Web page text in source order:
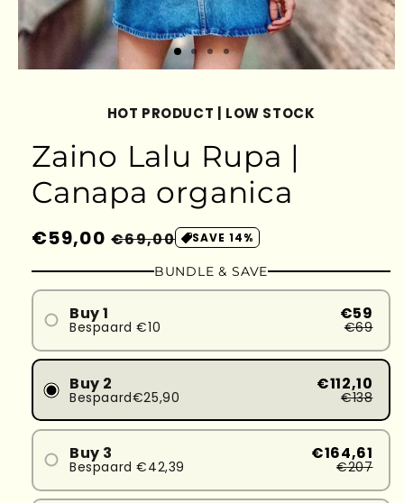
HOT PRODUCT | LOW STOCK
Zaino Lalu Rupa |
Canapa organica
Prezzo
di
listino
€59,00 Prezzo
scontato
€69,00 SAVE 14%
BUNDLE & SAVE
Buy 1
Bespaard €10
€59
€69
Buy 2
Bespaard€25,90
€112,10
€138
Buy 3
Bespaard €42,39
€164,61
€207